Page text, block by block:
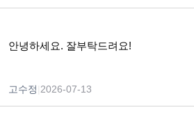
안녕하세요. 잘부탁드려요!
고수정 2026-07-13